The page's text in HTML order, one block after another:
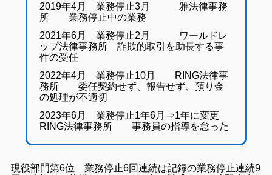
2019年4月 業務停止3月 雅法律事務
所 業務停止中の業務
2021年6月 業務停止2月 ワールドレ
ップ法律事務所 詐欺的取引を助長する事
件の受任
2022年4月 業務停止10月 RING法律事
務所 委任契約せず、報告せず、預り金
の処理が不適切
2023年6月 業務停止1年6月⇒1年に変更
RING法律事務所 事務員の指導を怠った
現役部門第6位 業務停止6回連続は記録の業務停止連続9